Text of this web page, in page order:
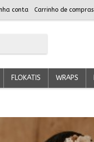
conta Carrinho de compras
FLOKATIS WRAPS